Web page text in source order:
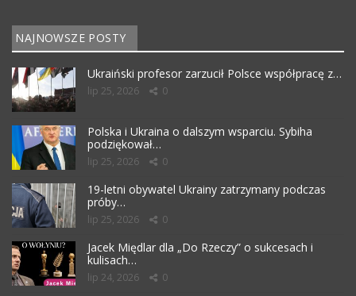
NAJNOWSZE POSTY
Ukraiński profesor zarzucił Polsce współpracę z…
lip 25, 2026 0
Polska i Ukraina o dalszym wsparciu. Sybiha
podziękował…
lip 25, 2026 0
19-letni obywatel Ukrainy zatrzymany podczas
próby…
lip 25, 2026 0
Jacek Międlar dla „Do Rzeczy” o sukcesach i
kulisach…
lip 24, 2026 0